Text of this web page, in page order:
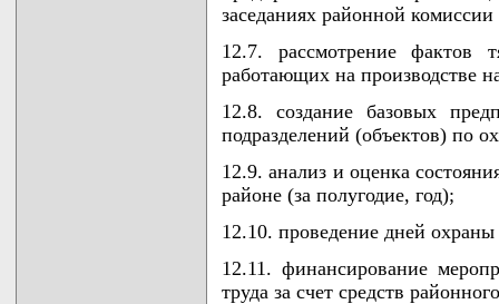
заседаниях районной
12.7. рассмотрение фактов
работающих на производстве
12.8. создание базовых
подразделений (объектов) по
12.9. анализ и оценка
районе (за полугодие, год);
12.10. проведение дней охраны
12.11. финансирование
труда за счет средств